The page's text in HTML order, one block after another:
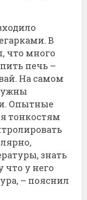
В
что много
печь –
На самом
Опытные
тонкостям
знать
что у него
– пояснил